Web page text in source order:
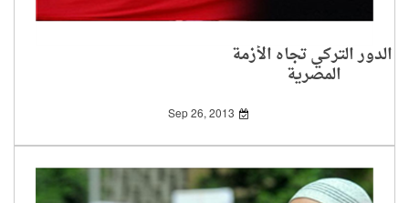
الدور التركي تجاه الأزمة
المصرية‎ ‎
Sep 26, 2013